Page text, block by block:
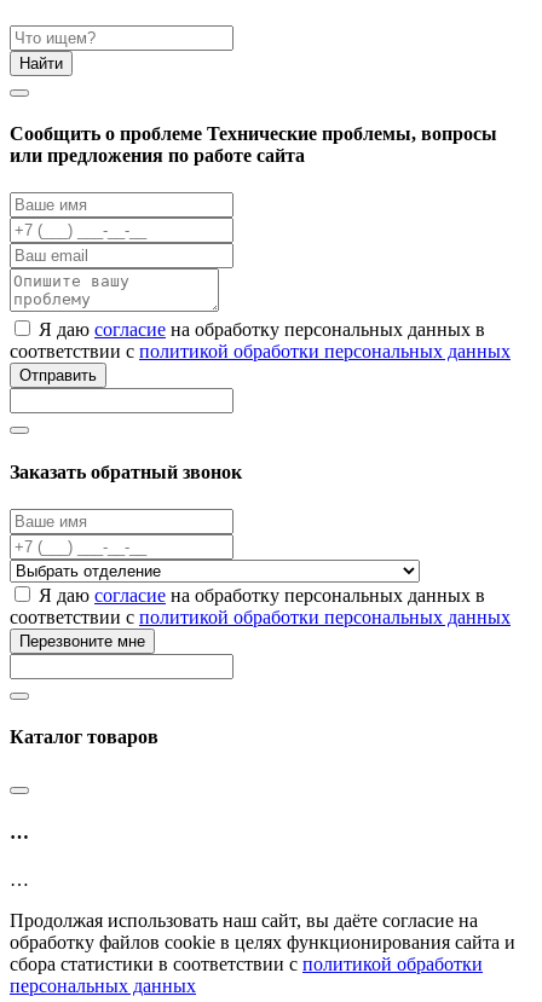
Найти
Cообщить о проблеме Технические проблемы, вопросы
или предложения по работе сайта
Я даю согласие на обработку персональных данных в
соответствии с политикой обработки персональных данных
Отправить
Заказать обратный звонок
Я даю согласие на обработку персональных данных в
соответствии с политикой обработки персональных данных
Перезвоните мне
Каталог товаров
…
…
Продолжая использовать наш сайт, вы даёте согласие на
обработку файлов cookie в целях функционирования сайта и
сбора статистики в соответствии с политикой обработки
персональных данных